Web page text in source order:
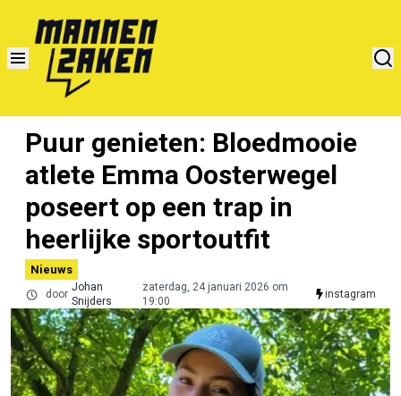
Puur genieten: Bloedmooie
atlete Emma Oosterwegel
poseert op een trap in
heerlijke sportoutfit
Nieuws
door
Johan
Snijders
zaterdag, 24 januari 2026 om
19:00
instagram